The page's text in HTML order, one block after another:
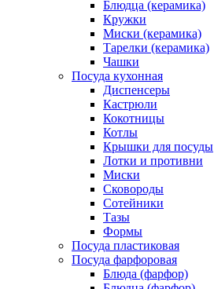
Блюдца (керамика)
Кружки
Миски (керамика)
Тарелки (керамика)
Чашки
Посуда кухонная
Диспенсеры
Кастрюли
Кокотницы
Котлы
Крышки для посуды
Лотки и противни
Миски
Сковороды
Сотейники
Тазы
Формы
Посуда пластиковая
Посуда фарфоровая
Блюда (фарфор)